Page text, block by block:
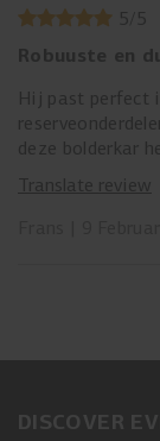
5 5
Robuuste en
Hij past perfect
deze bolderkar
Translate review
DISCOVER